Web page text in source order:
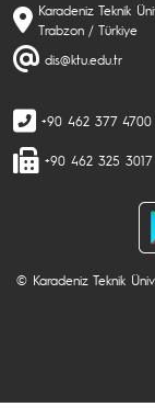
Karadeniz Teknik
Trabzon / Türkiye
dis@ktu.edu.tr
+90 462 377 4700
+90 462 325 3017
© Karadeniz Teknik